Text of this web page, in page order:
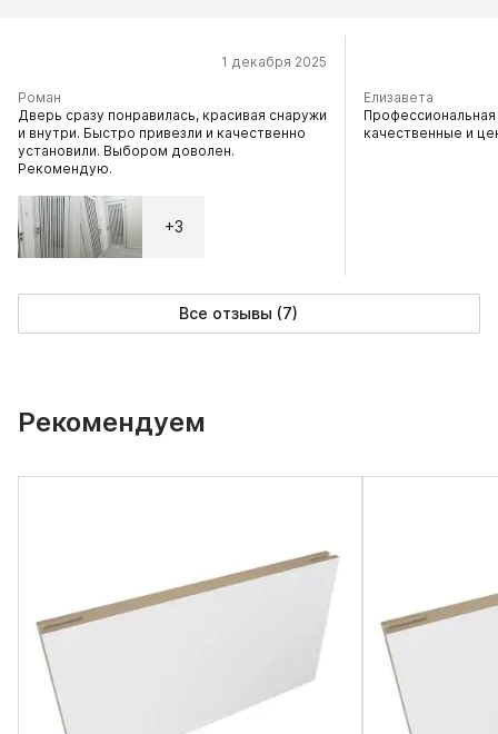
1 декабря 2025
Роман
Дверь сразу понравилась, красивая снаружи
и внутри. Быстро привезли и качественно
установили. Выбором доволен.
Рекомендую.
+3
Елизавета
качественные и
Все отзывы (7)
Рекомендуем